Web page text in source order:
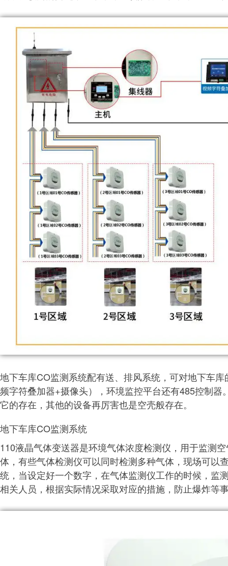
地下车库CO监测系统配有送、排风系统，可对地下车
频字符叠加器+摄像头），环境监控平台还有485控制
它的存在，其他的设备再厉害也是空壳般存在。
地下车库CO监测系统
110液晶气体变送器是环境气体浓度检测仪，用于监测
体，有些气体检测仪可以同时检测多种气体，现场可以
统，当设定好一个数字，在气体监测仪工作的时候，监
相关人员，根据实际情况采取对应的措施，防止爆炸等